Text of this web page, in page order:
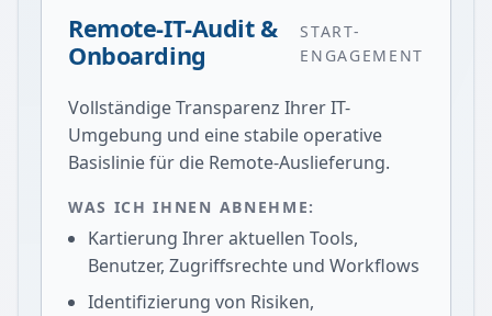
Remote-IT-Audit &
Onboarding
START-
ENGAGEMENT
Vollständige Transparenz Ihrer IT-
Umgebung und eine stabile operative
Basislinie für die Remote-Auslieferung.
WAS ICH IHNEN ABNEHME:
Kartierung Ihrer aktuellen Tools,
Benutzer, Zugriffsrechte und Workflows
Identifizierung von Risiken,